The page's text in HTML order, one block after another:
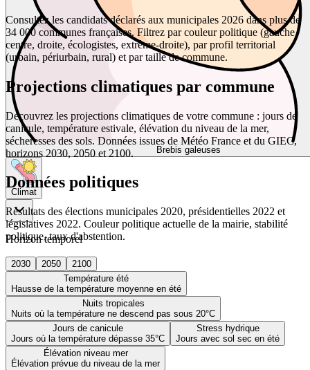
Brebis galeuses
Climat
Horizon temporel
2030 2050
2100
Température été
Hausse de la température moyenne en été
Nuits tropicales
Nuits où la température ne descend pas sous 20°C
Jours de canicule
Jours où la température dépasse 35°C
Stress hydrique
Jours avec sol sec en été
Élévation niveau mer
Élévation prévue du niveau de la mer
Consultez les candidats déclarés aux municipales 2026 dans plus de
34 000 communes françaises. Filtrez par couleur politique (gauche,
centre, droite, écologistes, extrême-droite), par profil territorial
(urbain, périurbain, rural) et par taille de commune.
Projections climatiques par commune
Découvrez les projections climatiques de votre commune : jours de
canicule, température estivale, élévation du niveau de la mer,
sécheresses des sols. Données issues de Météo France et du GIEC,
horizons 2030, 2050 et 2100.
Données politiques
Résultats des élections municipales 2020, présidentielles 2022 et
législatives 2022. Couleur politique actuelle de la mairie, stabilité
politique, taux d'abstention.